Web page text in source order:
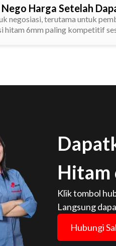
Harga Setelah
negosiasi, terutama untuk
hitam 6mm paling kompetitif
Hitam
Klik tombol
Langsung
Hubungi